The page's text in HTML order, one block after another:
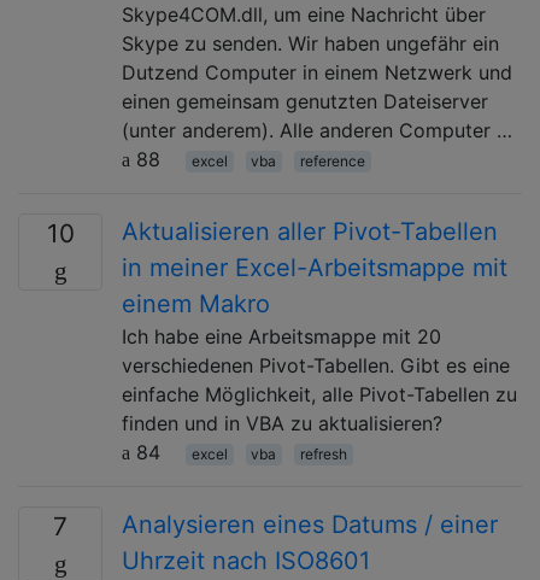
Skype4COM.dll, um eine Nachricht über
Skype zu senden. Wir haben ungefähr ein
Dutzend Computer in einem Netzwerk und
einen gemeinsam genutzten Dateiserver
(unter anderem). Alle anderen Computer …
88
excel vba reference
10
Aktualisieren aller Pivot-Tabellen
in meiner Excel-Arbeitsmappe mit
einem Makro
Ich habe eine Arbeitsmappe mit 20
verschiedenen Pivot-Tabellen. Gibt es eine
einfache Möglichkeit, alle Pivot-Tabellen zu
finden und in VBA zu aktualisieren?
84
excel vba refresh
7
Analysieren eines Datums / einer
Uhrzeit nach ISO8601